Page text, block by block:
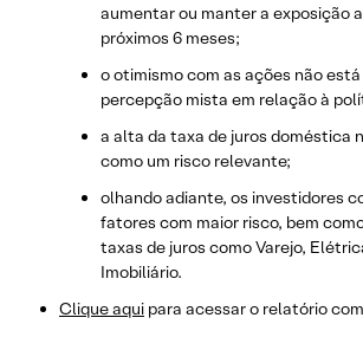
aumentar ou manter a exposição
próximos 6 meses;
o otimismo com as ações não
percepção mista em relação à
a alta da taxa de juros doméstica
como um risco relevante;
olhando adiante, os investidores
fatores com maior risco, bem
taxas de juros como Varejo,
Imobiliário.
Clique aqui para acessar o relatório